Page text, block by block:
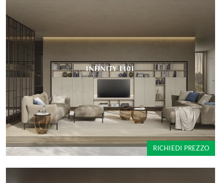
INFINITY L101
RICHIEDI PREZZO